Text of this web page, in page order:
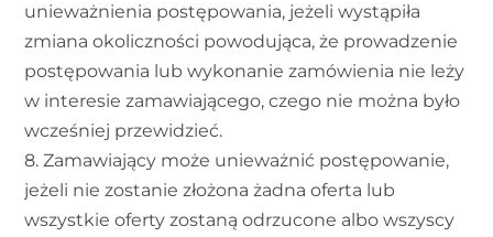
unieważnienia postępowania, jeżeli wystąpiła
zmiana okoliczności powodująca, że prowadzenie
postępowania lub wykonanie zamówienia nie leży
w interesie zamawiającego, czego nie można było
wcześniej przewidzieć.
8. Zamawiający może unieważnić postępowanie,
jeżeli nie zostanie złożona żadna oferta lub
wszystkie oferty zostaną odrzucone albo wszyscy